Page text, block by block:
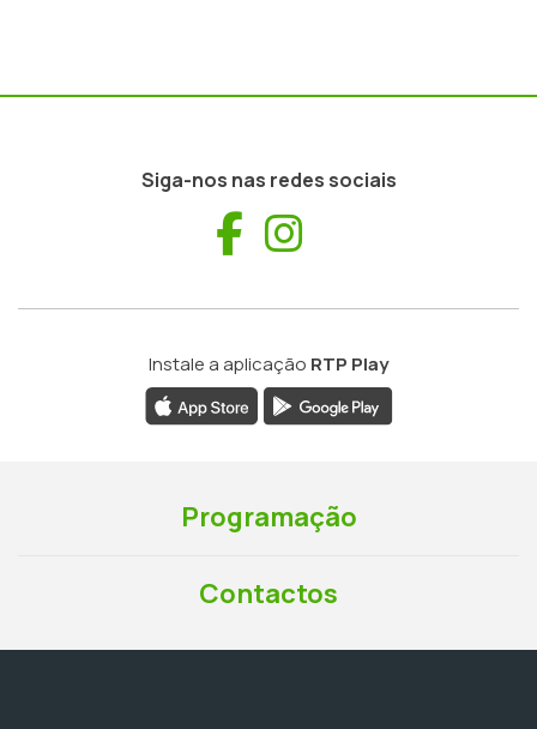
Siga-nos nas redes sociais
Facebook
Instale a aplicação RTP Play
Programação
Contactos